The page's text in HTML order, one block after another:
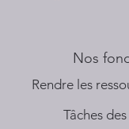
Nos
​Rendre les
Tâches